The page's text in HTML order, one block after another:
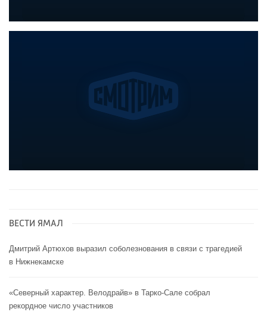
ВЕСТИ ЯМАЛ
Дмитрий Артюхов выразил соболезнования в связи с трагедией
в Нижнекамске
«Северный характер. Велодрайв» в Тарко-Сале собрал
рекордное число участников